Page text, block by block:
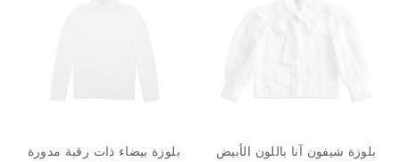
بلوزة بيضاء ذات رقبة مدورة
بلوزة شيفون آنا باللون الأبيض